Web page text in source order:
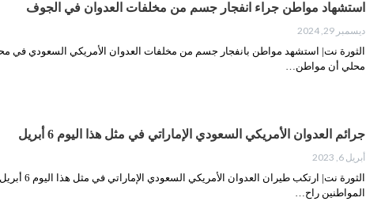
استشهاد مواطن جراء انفجار جسم من مخلفات العدوان في الجوف
ديسمبر 29, 2024
الثورة نت| استشهد مواطن بانفجار جسم من مخلفات العدوان الأمريكي السعودي في
محلي أن مواطن…
جرائم العدوان الأمريكي السعودي الإماراتي في مثل هذا اليوم 6 أبريل
أبريل 6, 2023
الثورة نت| ارتكب
المواطنين راح…